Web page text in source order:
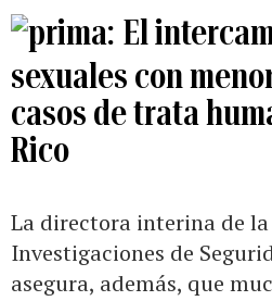
El
sexuales con
casos de trata
Rico
La directora interina de
Investigaciones de
asegura, además, que